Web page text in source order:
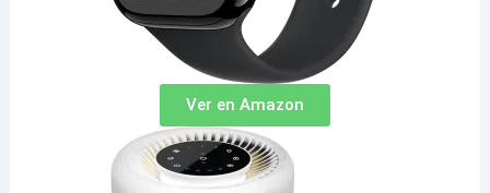
Ver en Amazon